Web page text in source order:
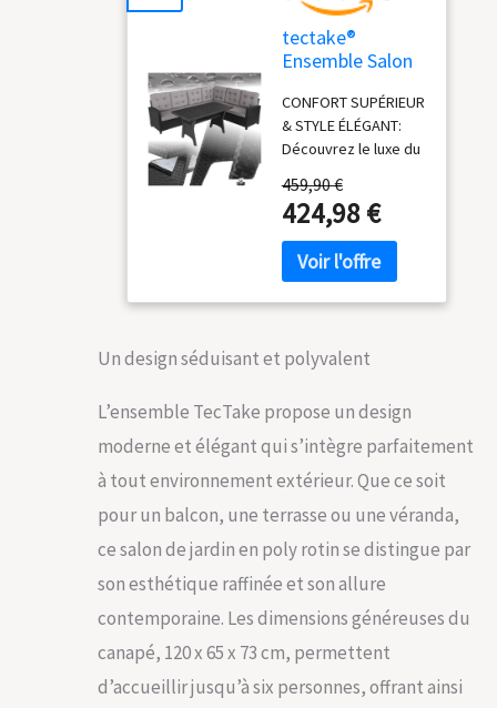
tectake®
Ensemble Salon
Exterieur XXL en
Poly Rotin
Canapé 6 Places
Rembourrage
Moelleux et 1
Table de Jardin,
Mobilier de
Jardin pour
rotin
CONFORT SUPÉRIEUR
& STYLE ÉLÉGANT:
Découvrez le luxe du
salon de jardin en
rotin, un must pour
vos moments de
détente. Il est doté
d'un rembourrage
moelleux et de
hydrofuges, invite à
relaxation. Idéal pour
votre espace
extérieur, le salon
combine élégance
d'assise amovibles
et lavables, offrant
durabilité.
Transformez votre
paix avec ce salon de
jardin extérieur.
459,90 €
424,98 €
Un design séduisant et polyvalent
L’ensemble TecTake propose un design
moderne et élégant qui s’intègre parfaitement
à tout environnement extérieur. Que ce soit
pour un balcon, une terrasse ou une véranda,
ce salon de jardin en poly rotin se distingue par
son esthétique raffinée et son allure
contemporaine. Les dimensions généreuses du
canapé, 120 x 65 x 73 cm, permettent
d’accueillir jusqu’à six personnes, offrant ainsi